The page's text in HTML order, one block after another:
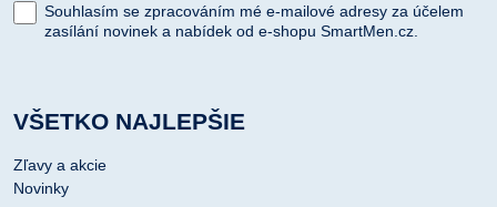
Souhlasím se zpracováním mé e-mailové adresy za účelem
zasílání novinek a nabídek od e-shopu SmartMen.cz.
VŠETKO NAJLEPŠIE
Zľavy a akcie
Novinky